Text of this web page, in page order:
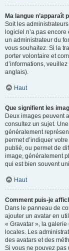
Ma langue n’apparaît
Soit les
logiciel n’a pas
un administrateur du
vous souhaitez. Si la
porter volontaire et
d’informations,
anglais).
Haut
Que signifient les
Deux images peuvent
consultez un sujet.
généralement
permet d’indiquer
publié, ou permet de
image, généralement
qui est bien souvent
Haut
Comment puis-je
Dans le panneau de
ajouter un avatar en
« Gravatar », la galerie
locales. Les
des avatars et des
Si vous ne pouvez pas